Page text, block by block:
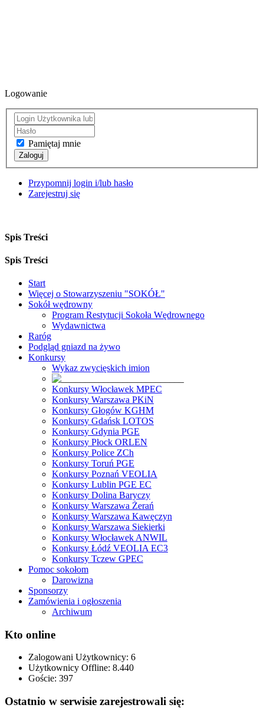
Logowanie
Pamiętaj mnie
Zaloguj
Przypomnij login i/lub hasło
Zarejestruj się
Spis Treści
Spis Treści
Start
Więcej o Stowarzyszeniu "SOKÓŁ"
Sokół wędrowny
Program Restytucji Sokoła Wędrownego
Wydawnictwa
Raróg
Podgląd gniazd na żywo
Konkursy
Wykaz zwycięskich imion
Konkursy Włocławek MPEC
Konkursy Warszawa PKiN
Konkursy Głogów KGHM
Konkursy Gdańsk LOTOS
Konkursy Gdynia PGE
Konkursy Płock ORLEN
Konkursy Police ZCh
Konkursy Toruń PGE
Konkursy Poznań VEOLIA
Konkursy Lublin PGE EC
Konkursy Dolina Baryczy
Konkursy Warszawa Żerań
Konkursy Warszawa Kawęczyn
Konkursy Warszawa Siekierki
Konkursy Włocławek ANWIL
Konkursy Łódź VEOLIA EC3
Konkursy Tczew GPEC
Pomoc sokołom
Darowizna
Sponsorzy
Zamówienia i ogłoszenia
Archiwum
Kto online
Zalogowani Użytkownicy: 6
Użytkownicy Offline: 8.440
Goście: 397
Ostatnio w serwisie zarejestrowali się: